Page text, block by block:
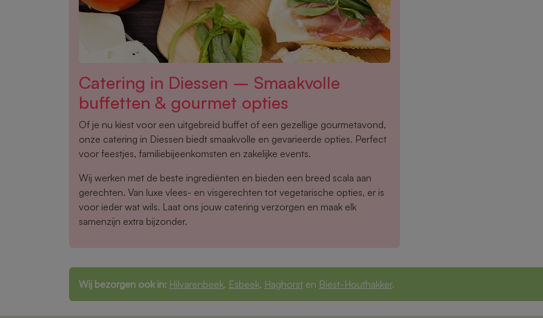
Catering in Diessen – Smaakvolle
buffetten & gourmet opties
Of je nu kiest voor een uitgebreid buffet of een gezellige gourmetavond,
onze catering in Diessen biedt smaakvolle en gevarieerde opties. Perfect
voor feestjes, familiebijeenkomsten en zakelijke events.
Wij werken met de beste ingrediënten en bieden een breed scala aan
gerechten. Van luxe vlees- en visgerechten tot vegetarische opties, er is
voor ieder wat wils. Laat ons jouw catering verzorgen en maak elk
samenzijn extra bijzonder.
Wij bezorgen ook in: Hilvarenbeek, Esbeek, Haghorst en Biest-Houthakker.